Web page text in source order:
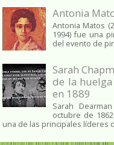
Antonia
Antonia Matos
1994) fue una
del evento de
Sarah
de la
en 1889
Sarah
octubre de
una de las principales líderes